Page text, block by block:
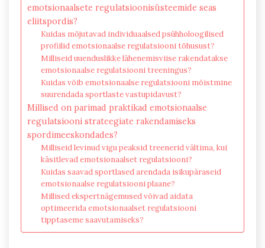
emotsionaalsete regulatsioonisüsteemide seas
eliitspordis?
Kuidas mõjutavad individuaalsed psühholoogilised
profiilid emotsionaalse regulatsiooni tõhusust?
Milliseid uuenduslikke lähenemisviise rakendatakse
emotsionaalse regulatsiooni treeningus?
Kuidas võib emotsionaalse regulatsiooni mõistmine
suurendada sportlaste vastupidavust?
Millised on parimad praktikad emotsionaalse
regulatsiooni strateegiate rakendamiseks
spordimeeskondades?
Milliseid levinud vigu peaksid treenerid vältima, kui
käsitlevad emotsionaalset regulatsiooni?
Kuidas saavad sportlased arendada isikupäraseid
emotsionaalse regulatsiooni plaane?
Millised ekspertnägemused võivad aidata
optimeerida emotsionaalset regulatsiooni
tipptaseme saavutamiseks?